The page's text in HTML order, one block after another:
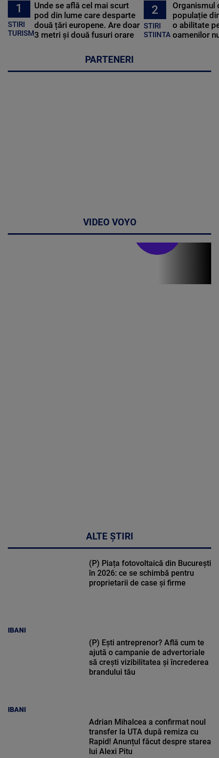
1
STIRI
TURISM
Unde se află cel mai scurt
pod din lume care desparte
două țări europene. Are doar
3 metri și două fusuri orare
2
STIRI
STIINTA
Organismul
populație
o abilitate
oamenilor
PARTENERI
VIDEO VOYO
ALTE ȘTIRI
IBANI
(P) Piața fotovoltaică din București
în 2026: ce se schimbă pentru
proprietarii de case și firme
IBANI
(P) Ești antreprenor? Află cum te
ajută o campanie de advertoriale
să crești vizibilitatea și încrederea
brandului tău
Adrian Mihalcea a confirmat noul
transfer la UTA după remiza cu
Rapid! Anunțul făcut despre starea
lui Alexi Pitu